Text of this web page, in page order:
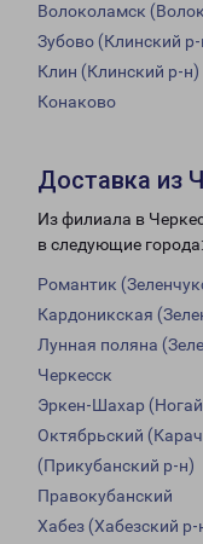
Волоколамск
Зубово (Клинский
Клин (Клинский р-н)
Конаково
Доставка из
Из филиала в
в следующие города:
Романтик
Кардоникская
Лунная поляна
Черкесск
Эркен-Шахар
Октябрьский
(Прикубанский р-н)
Правокубанский
Хабез (Хабезский р-